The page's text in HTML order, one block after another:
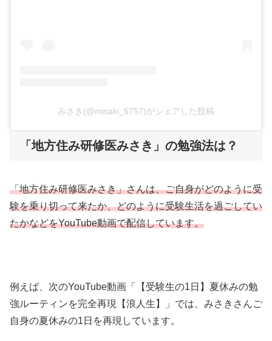
みさき(@misaki_5757)がシェアした投稿
「地方住み研修医みさき」の勉強法は？
「地方住み研修医みさき」さんは、ご自身がどのように受
験を乗り切って来たか、どのように受験生活を過ごしてい
たかなどをYouTube動画で配信しています。
例えば、次のYouTube動画「【受験生の1日】夏休みの勉
強ルーティンを完全再現【浪人生】」では、みさきさんご
自身の夏休みの1日を再現しています。